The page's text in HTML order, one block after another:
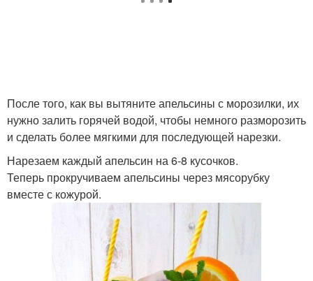
После того, как вы вытяните апельсины с морозилки, их
нужно залить горячей водой, чтобы немного разморозить
и сделать более мягкими для последующей нарезки.
Нарезаем каждый апельсин на 6-8 кусочков.
Теперь прокручиваем апельсины через мясорубку
вместе с кожурой.